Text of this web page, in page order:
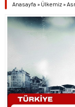
Anasayfa » Ülkemiz »